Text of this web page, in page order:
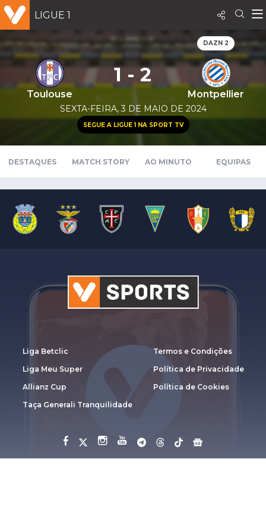
LIGUE 1
DAZN 2
Toulouse
1 - 2
Montpellier
SEXTA-FEIRA, 3 DE MAIO DE 2024
SEGUE A LIGUE 1 NA SPORT TV
DESTAQUES MATCH STORY AO MINUTO EQUIPAS
Liga Betclic
Liga Meu Super
Allianz Cup
Taça Generali Tranquilidade
Termos e Condições
Política de Privacidade
Política de Cookies